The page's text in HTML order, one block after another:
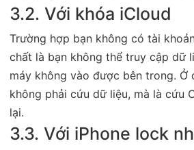
3.2. Với khóa iCloud
Trường hợp bạn không có tài
chất là bạn không thể truy cập dữ
máy không vào được bên trong. Ở
không phải cứu dữ liệu, mà là cứu
lại.
3.3. Với iPhone lock